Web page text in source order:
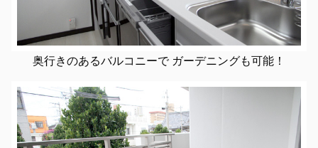
奥行きのあるバルコニーで ガーデニングも可能！